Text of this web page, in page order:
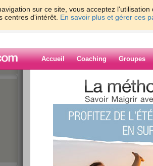
sur ce site, vous acceptez
centres d'intérêt. En savoir plus et gérer ces
Accueil Coaching Groupes
> > Bonjour
Blog de orionne
Bonjour et bon